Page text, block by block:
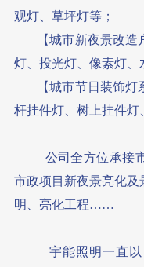
观灯、草坪灯等；
【城市新夜景改造
灯、投光灯、像素灯、
【城市节日装饰灯
杆挂件灯、树上挂件灯
公司全方位承接市
市政项目新夜景亮化
明、亮化工程……
宇能照明一直以：